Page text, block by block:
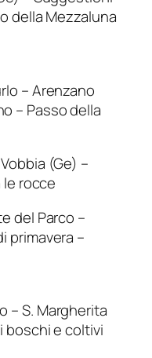
della Mezzaluna
– Arenzano
– Passo della
(Ge) –
rocce
del Parco –
primavera –
– S. Margherita
boschi e coltivi